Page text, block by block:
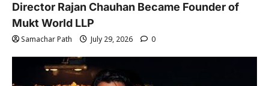
Director Rajan Chauhan Became Founder of
Mukt World LLP
Samachar Path July 29, 2026 0